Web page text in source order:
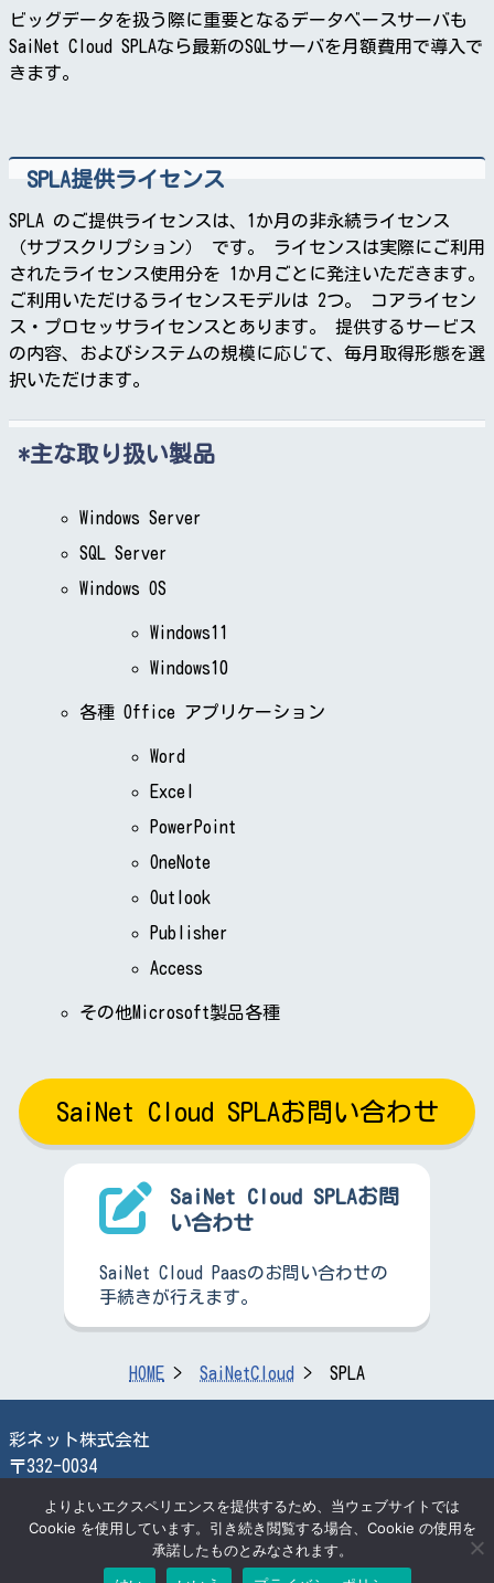
ビッグデータを扱う際に重要となるデータベースサーバも
SaiNet Cloud SPLAなら最新のSQLサーバを月額費用で導入で
きます。
SPLA提供ライセンス
SPLA のご提供ライセンスは、1か月の非永続ライセンス
（サブスクリプション） です。 ライセンスは実際にご利用
されたライセンス使用分を 1か月ごとに発注いただきます。
ご利用いただけるライセンスモデルは 2つ。 コアライセン
ス・プロセッサライセンスとあります。 提供するサービス
の内容、およびシステムの規模に応じて、毎月取得形態を選
択いただけます。
主な取り扱い製品
Windows Server
SQL Server
Windows OS
Windows11
Windows10
各種 Office アプリケーション
Word
Excel
PowerPoint
OneNote
Outlook
Publisher
Access
その他Microsoft製品各種
SaiNet Cloud SPLAお問い合わせ
SaiNet Cloud SPLAお問
い合わせ
SaiNet Cloud Paasのお問い合わせの
手続きが行えます。
HOME SaiNetCloud SPLA
彩ネット株式会社
〒332-0034
25番3号SaiNetビル
FAX:048-259-2870
よりよいエクスペリエンスを提供するため、当ウェブサイトでは
Cookie を使用しています。引き続き閲覧する場合、Cookie の使用を
承諾したものとみなされます。